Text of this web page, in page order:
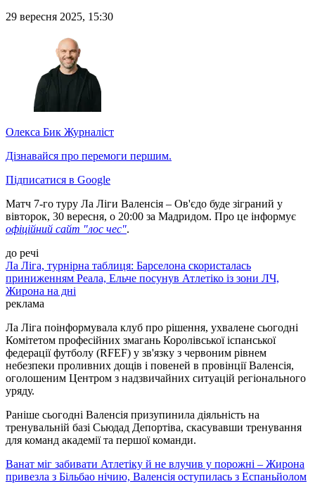
29 вересня 2025, 15:30
Олекса Бик Журналіст
Дізнавайся про перемоги першим.
Підписатися в Google
Матч 7-го туру Ла Ліги Валенсія – Ов'єдо буде зіграний у
вівторок, 30 вересня, о 20:00 за Мадридом. Про це інформує
офіційний сайт "лос чес".
до речі
Ла Ліга, турнірна таблиця: Барселона скористалась
приниженням Реала, Ельче посунув Атлетіко із зони ЛЧ,
Жирона на дні
реклама
Ла Ліга поінформувала клуб про рішення, ухвалене сьогодні
Комітетом професійних змагань Королівської іспанської
федерації футболу (RFEF) у зв'язку з червоним рівнем
небезпеки проливних дощів і повеней в провінції Валенсія,
оголошеним Центром з надзвичайних ситуацій регіонального
уряду.
Раніше сьогодні Валенсія призупинила діяльність на
тренувальній базі Сьюдад Депортіва, скасувавши тренування
для команд академії та першої команди.
Ванат міг забивати Атлетіку й не влучив у порожні – Жирона
привезла з Більбао нічию, Валенсія оступилась з Еспаньйолом